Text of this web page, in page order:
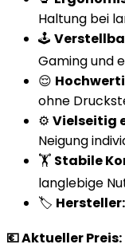
Haltung bei
🕹️
Gaming und
😌
ohne
⚙️ Vielseitig
Neigung
🏋️ Stabile
langlebige
🏷️ Hersteller:
💶 Aktueller Preis: